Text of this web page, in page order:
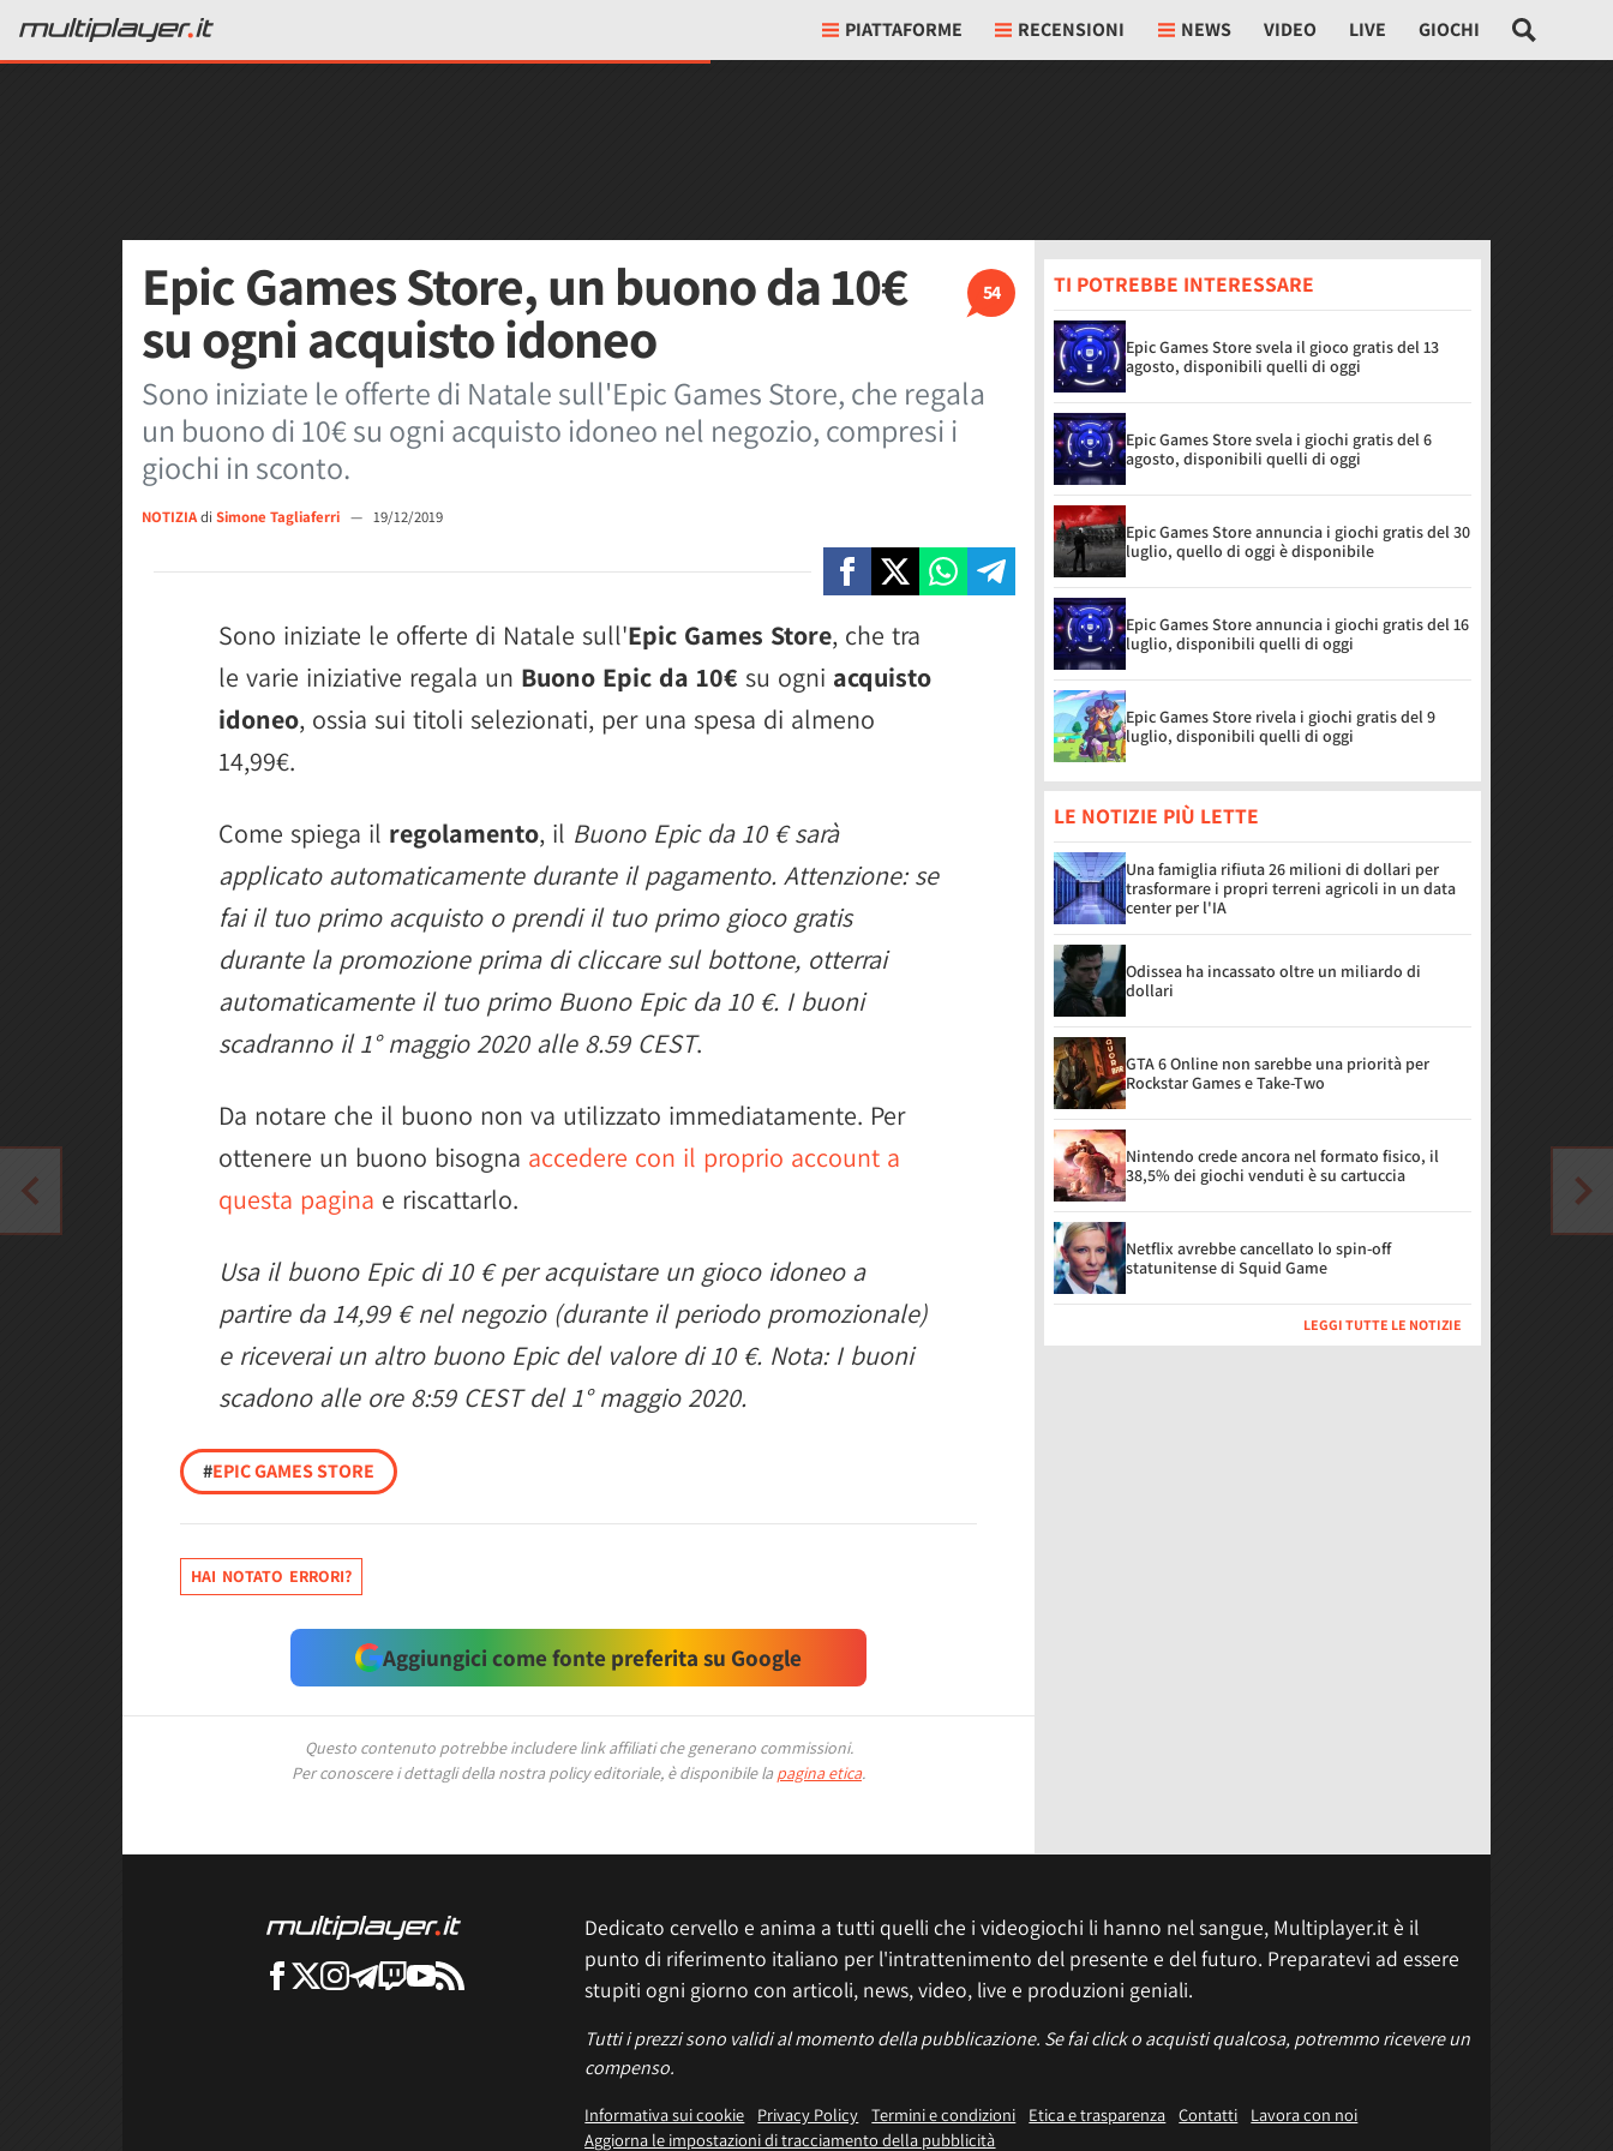
PIATTAFORME RECENSIONI NEWS VIDEO LIVE GIOCHI
54
Epic Games Store, un buono da 10€
su ogni acquisto idoneo
Sono iniziate le offerte di Natale sull'Epic Games Store, che regala
un buono di 10€ su ogni acquisto idoneo nel negozio, compresi i
giochi in sconto.
NOTIZIAdi Simone Tagliaferri — 19/12/2019
Sono iniziate le offerte di Natale sull'Epic Games Store, che tra
le varie iniziative regala un Buono Epic da 10€ su ogni acquisto
idoneo, ossia sui titoli selezionati, per una spesa di almeno
14,99€.
Come spiega il regolamento, il Buono Epic da 10 € sarà
applicato automaticamente durante il pagamento. Attenzione: se
fai il tuo primo acquisto o prendi il tuo primo gioco gratis
durante la promozione prima di cliccare sul bottone, otterrai
automaticamente il tuo primo Buono Epic da 10 €. I buoni
scadranno il 1° maggio 2020 alle 8.59 CEST.
Da notare che il buono non va utilizzato immediatamente. Per
ottenere un buono bisogna accedere con il proprio account a
questa pagina e riscattarlo.
Usa il buono Epic di 10 € per acquistare un gioco idoneo a
partire da 14,99 € nel negozio (durante il periodo promozionale)
e riceverai un altro buono Epic del valore di 10 €. Nota: I buoni
scadono alle ore 8:59 CEST del 1° maggio 2020.
#EPIC GAMES STORE
HAI NOTATO ERRORI?
Aggiungici come fonte preferita su Google
Questo contenuto potrebbe includere link affiliati che generano commissioni.
Per conoscere i dettagli della nostra policy editoriale, è disponibile la pagina etica.
TI POTREBBE INTERESSARE
Epic Games Store svela il gioco gratis del 13
agosto, disponibili quelli di oggi
Epic Games Store svela i giochi gratis del 6
agosto, disponibili quelli di oggi
Epic Games Store annuncia i giochi gratis del 30
luglio, quello di oggi è disponibile
Epic Games Store annuncia i giochi gratis del 16
luglio, disponibili quelli di oggi
Epic Games Store rivela i giochi gratis del 9
luglio, disponibili quelli di oggi
LE NOTIZIE PIÙ LETTE
Una famiglia rifiuta 26 milioni di dollari per
trasformare i propri terreni agricoli in un data
center per l'IA
Odissea ha incassato oltre un miliardo di
dollari
GTA 6 Online non sarebbe una priorità per
Rockstar Games e Take-Two
Nintendo crede ancora nel formato fisico, il
38,5% dei giochi venduti è su cartuccia
Netflix avrebbe cancellato lo spin-off
statunitense di Squid Game
LEGGI TUTTE LE NOTIZIE
Dedicato cervello e anima a tutti quelli che i videogiochi li hanno nel sangue, Multiplayer.it è il
punto di riferimento italiano per l'intrattenimento del presente e del futuro. Preparatevi ad essere
stupiti ogni giorno con articoli, news, video, live e produzioni geniali.
Tutti i prezzi sono validi al momento della pubblicazione. Se fai click o acquisti qualcosa, potremmo ricevere un
compenso.
Informativa sui cookie Privacy Policy Termini e condizioni Etica e trasparenza Contatti
Lavora con noi
Aggiorna le impostazioni di tracciamento della pubblicità